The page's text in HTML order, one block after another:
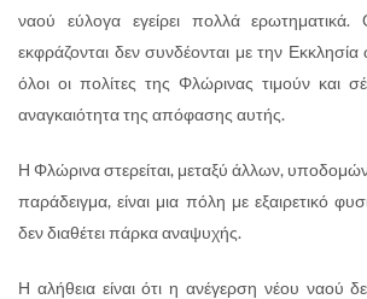
ναού εύλογα εγείρει πολλά ερωτηματικά.
εκφράζονται δεν συνδέονται με την
όλοι οι πολίτες της Φλώρινας τιμούν και
αναγκαιότητα της απόφασης αυτής.
Η Φλώρινα στερείται, μεταξύ άλλων, υποδομών
παράδειγμα, είναι μια πόλη με εξαιρετικό
δεν διαθέτει πάρκα αναψυχής.
Η αλήθεια είναι ότι η ανέγερση νέου ναού